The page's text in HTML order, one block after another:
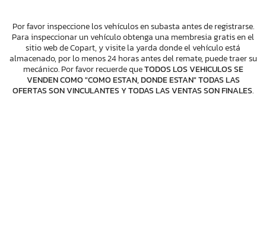
Por favor inspeccione los vehículos en subasta antes de registrarse.
Para inspeccionar un vehículo obtenga una membresia gratis en el
sitio web de Copart, y visite la yarda donde el vehículo está
almacenado, por lo menos 24 horas antes del remate, puede traer su
mecánico. Por favor recuerde queTODOS LOS VEHICULOS SE
VENDEN COMO "COMO ESTAN, DONDE ESTAN" TODAS LAS
OFERTAS SON VINCULANTES Y TODAS LAS VENTAS SON FINALES.